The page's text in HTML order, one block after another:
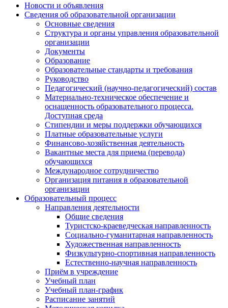
Новости и объявления
Сведения об образовательной организации
Основные сведения
Структура и органы управления образовательной
организации
Документы
Образование
Образовательные стандарты и требования
Руководство
Педагогический (научно-педагогический) состав
Материально-техническое обеспечение и
оснащенность образовательного процесса.
Доступная среда
Стипендии и меры поддержки обучающихся
Платные образовательные услуги
Финансово-хозяйственная деятельность
Вакантные места для приема (перевода)
обучающихся
Международное сотрудничество
Организация питания в образовательной
организации
Образовательный процесс
Направления деятельности
Общие сведения
Туристско-краеведческая направленность
Социально-гуманитарная направленность
Художественная направленность
Физкультурно-спортивная направленность
Естественно-научная направленность
Приём в учреждение
Учебный план
Учебный план-график
Расписание занятий